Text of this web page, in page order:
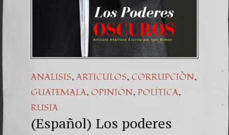
Dr.
ANÁLISIS, ARTICULOS, CORRUPCIÒN,
GUATEMALA, OPINIÓN, POLÍTICA,
RUSIA
(Español) Los poderes